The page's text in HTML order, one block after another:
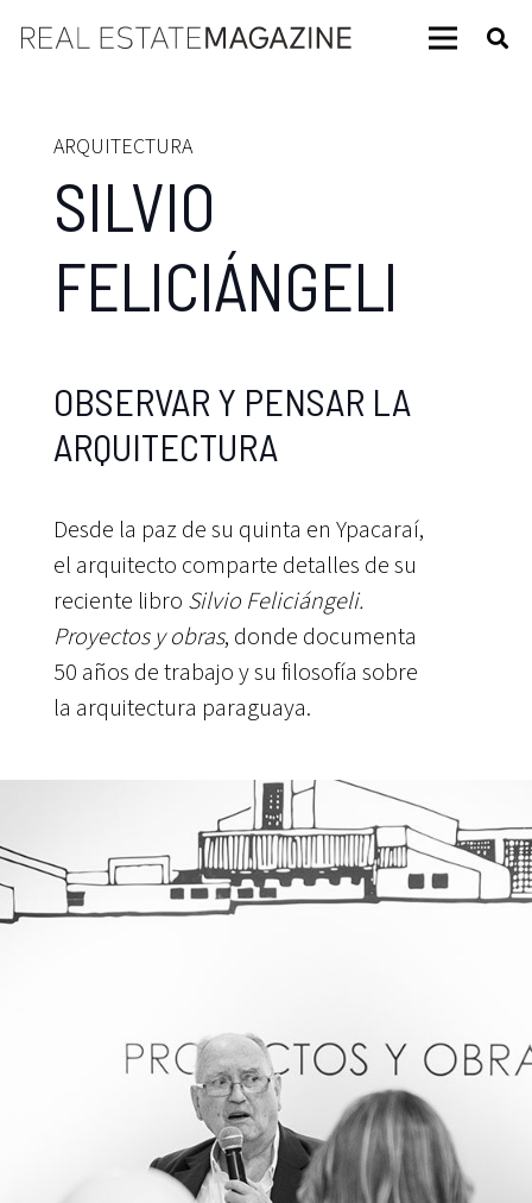
ARQUITECTURA
SILVIO
FELICIÁNGELI
OBSERVAR Y PENSAR LA
ARQUITECTURA
Desde la paz de su quinta en Ypacaraí,
el arquitecto comparte detalles de su
reciente libro Silvio Feliciángeli.
Proyectos y obras, donde documenta
50 años de trabajo y su filosofía sobre
la arquitectura paraguaya.